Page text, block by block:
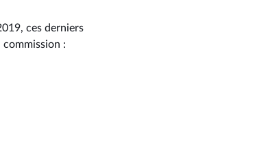
ces derniers
commission :